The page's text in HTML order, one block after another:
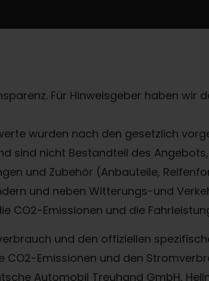
Für Hinweisgeber haben wir
wurden nach den gesetzlich
sind nicht Bestandteil des
und Zubehör (Anbauteile,
und neben Witterungs-und
Emissionen und die
und den offiziellen
Emissionen und den
Automobil Treuhand GmbH,